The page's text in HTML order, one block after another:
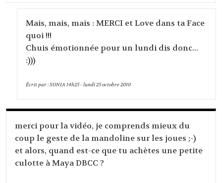
Mais, mais, mais : MERCI et Love dans ta Face
quoi !!!
Chuis émotionnée pour un lundi dis donc...
:)))
Écrit par :SONIA 14h25- lundi 25octobre 2010
merci pour la vidéo, je comprends mieux du
coup le geste de la mandoline sur les joues ;-)
et alors, quand est-ce que tu achètes une petite
culotte à Maya DBCC ?